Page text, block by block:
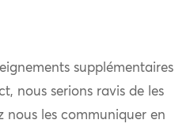
supplémentaires
nous serions ravis de les
nous les communiquer en